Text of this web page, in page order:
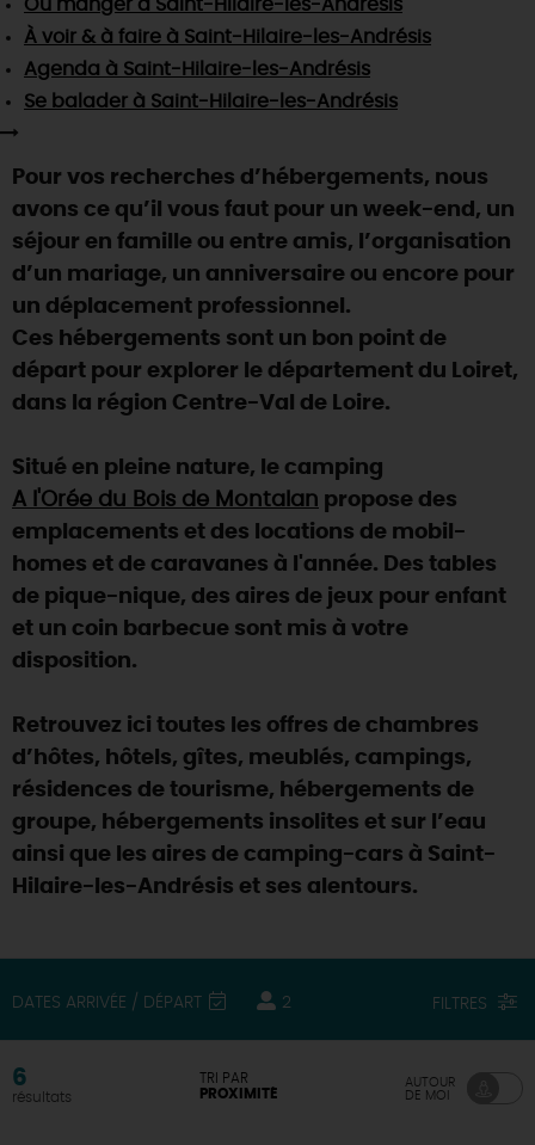
TOUTES LES ACTIVITÉS
Visitesgourmandesetcréatives
Vins etvignobles
Chic,une aire de pique-nique
Par ici lesguinguettes
La Route des Métiers d'Art
TOUT L'ART DE VIVRE
Des vacances auprès des animaux 🐎
(re)Découvrir les coulisses de la Faïencerie de
Gien !
Une saison de festivals 🎉
Rendez-vous de la nature en 2026
Des sorties en famille dans le Loiret !
Programme des animations "Loiret au fil de l'eau"
2026
Où sortir ?
AUJOURD'HUI
DEMAIN
CETTE SEMAINE
TOUT L'AGENDA
SE REPÉRER,SE DÉPLACER
INFOS &SERVICES
Où manger à Saint-Hilaire-les-Andrésis
À voir & à faire à Saint-Hilaire-les-Andrésis
Agenda à Saint-Hilaire-les-Andrésis
Se balader à Saint-Hilaire-les-Andrésis
Pour vos recherches d’hébergements, nous
avons ce qu’il vous faut pour un week-end, un
séjour en famille ou entre amis, l’organisation
d’un mariage, un anniversaire ou encore pour
un déplacement professionnel.
Ces hébergements sont un bon point de
départ pour explorer le département du Loiret,
dans la région Centre-Val de Loire.
Situé en pleine nature, le camping
A l'Orée du Bois de Montalan propose des
emplacements et des locations de mobil-
homes et de caravanes à l'année. Des tables
de pique-nique, des aires de jeux pour enfant
et un coin barbecue sont mis à votre
disposition.
Retrouvez ici toutes les offres de chambres
d’hôtes, hôtels, gîtes, meublés, campings,
résidences de tourisme, hébergements de
groupe, hébergements insolites et sur l’eau
ainsi que les aires de camping-cars à Saint-
Hilaire-les-Andrésis et ses alentours.
DATES ARRIVÉE / DÉPART 2 FILTRES
6
résultats
TRI PAR
PROXIMITÉ
AUTOUR
DE MOI